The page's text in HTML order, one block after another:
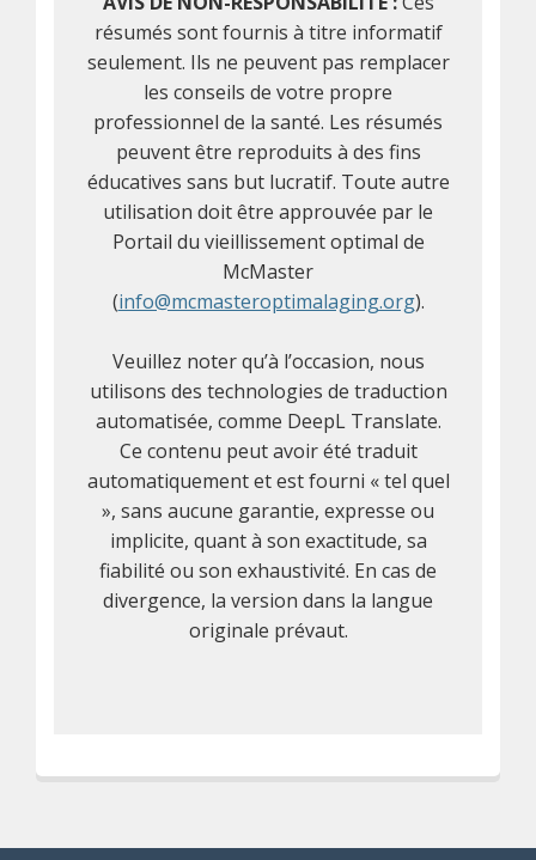
résumés sont fournis à titre informatif
seulement. Ils ne peuvent pas remplacer
les conseils de votre propre
professionnel de la santé. Les résumés
peuvent être reproduits à des fins
éducatives sans but lucratif. Toute autre
utilisation doit être approuvée par le
Portail du vieillissement optimal de
McMaster
(info@mcmasteroptimalaging.org).
Veuillez noter qu’à l’occasion, nous
utilisons des technologies de traduction
automatisée, comme DeepL Translate.
Ce contenu peut avoir été traduit
automatiquement et est fourni « tel quel
», sans aucune garantie, expresse ou
implicite, quant à son exactitude, sa
fiabilité ou son exhaustivité. En cas de
divergence, la version dans la langue
originale prévaut.